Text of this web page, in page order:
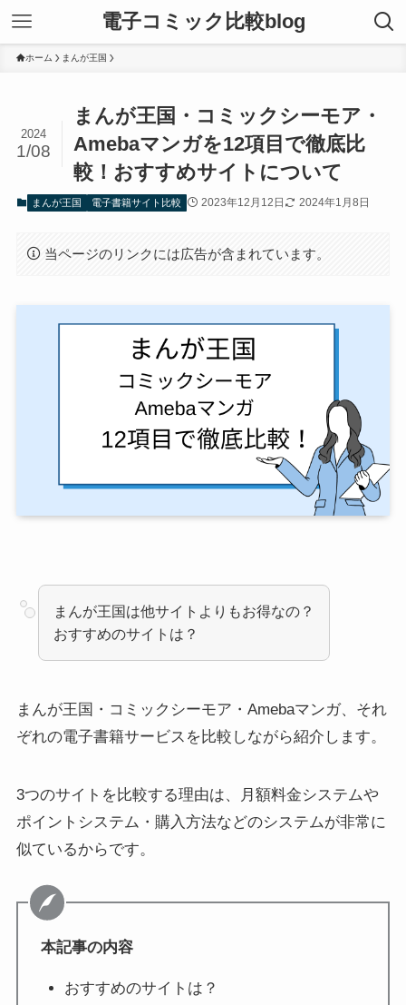
電子コミック比較blog
ホーム まんが王国
まんが王国・コミックシーモア・
Amebaマンガを12項目で徹底比
較！おすすめサイトについて
2024
1/08
まんが王国 電子書籍サイト比較 2023年12月12日 2024年1月8日
当ページのリンクには広告が含まれています。
まんが王国は他サイトよりもお得なの？
おすすめのサイトは？
まんが王国・コミックシーモア・Amebaマンガ、それ
ぞれの電子書籍サービスを比較しながら紹介します。
3つのサイトを比較する理由は、月額料金システムや
ポイントシステム・購入方法などのシステムが非常に
似ているからです。
本記事の内容
おすすめのサイトは？